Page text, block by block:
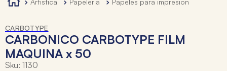
artistica papeleria papeles para impresion
CARBOTYPE
CARBONICO CARBOTYPE FILM
MAQUINA x 50
Sku: 1130